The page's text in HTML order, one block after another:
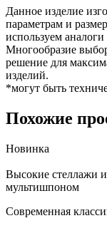
Данное изделие
параметрам и
используем
Многообразие
решение для
изделий.
*могут быть
Похожие
Новинка
Высокие стеллажи и
мультишпоном
Современная